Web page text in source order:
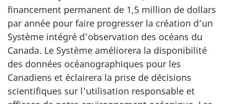
financement permanent de 1,5 million de dollars
par année pour faire progresser la création d’un
Système intégré d’observation des océans du
Canada. Le Système améliorera la disponibilité
des données océanographiques pour les
Canadiens et éclairera la prise de décisions
scientifiques sur l'utilisation responsable et